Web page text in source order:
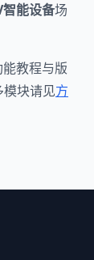
能设备场
教程与版
块请见方